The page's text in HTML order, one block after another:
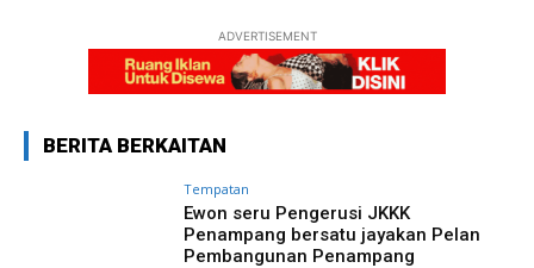
ADVERTISEMENT
BERITA BERKAITAN
Tempatan
Ewon seru Pengerusi JKKK
Penampang bersatu jayakan Pelan
Pembangunan Penampang